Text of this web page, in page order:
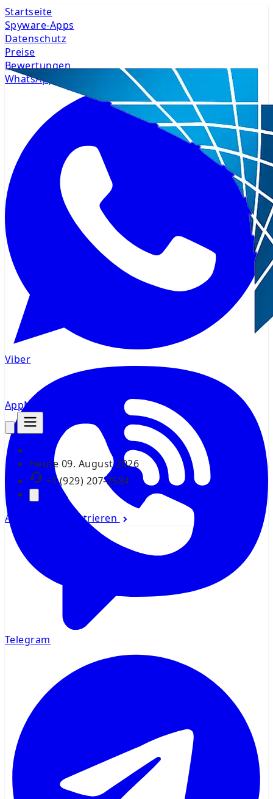
AppMsr
Heute 09. August 2026
+1 (929) 207-2584
Anmelden Registrieren
Startseite
Spyware-Apps
Datenschutz
Preise
Bewertungen
WhatsApp
Viber
Telegram